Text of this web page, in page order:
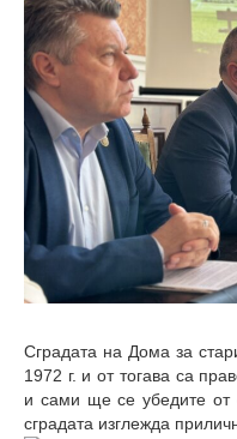
Сградата на Дома за
1972 г. и от тогава са
и сами ще се убедите от
сградата изглежда